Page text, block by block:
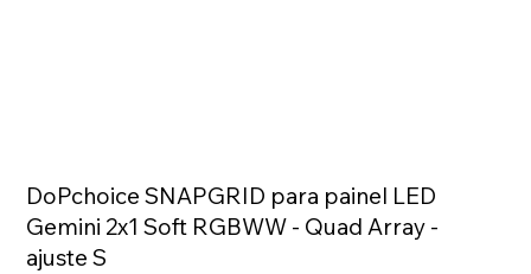
DoPchoice SNAPGRID para painel LED
Gemini 2x1 Soft RGBWW - Quad Array -
ajuste S